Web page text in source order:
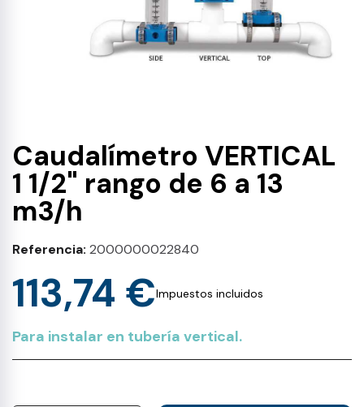
Caudalímetro VERTICAL
1 1/2" rango de 6 a 13
m3/h
Referencia 2000000022840
113,74 €Impuestos incluidos
Para instalar en tubería vertical.